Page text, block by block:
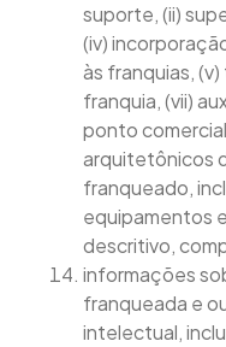
suporte, (ii)
(iv)
às franquias,
franquia, (vii)
ponto
arquitetônicos
franqueado,
equipamentos
descritivo,
informações
franqueada e
intelectual,